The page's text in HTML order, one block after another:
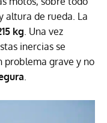
altura de rueda. La
kg. Una vez
inercias se
problema grave y no
.